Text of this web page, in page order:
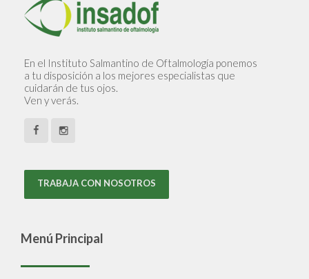
En el Instituto Salmantino de Oftalmología ponemos
a tu disposición a los mejores especialistas que
cuidarán de tus ojos.
Ven y verás.
TRABAJA CON NOSOTROS
Menú Principal